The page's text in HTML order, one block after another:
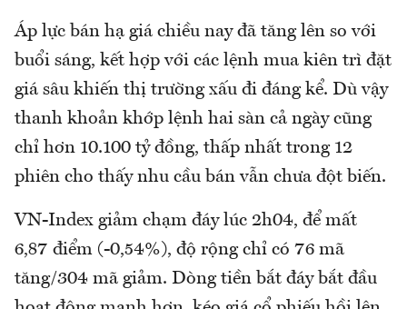
Áp lực bán hạ giá chiều nay đã tăng lên so với
buổi sáng, kết hợp với các lệnh mua kiên trì đặt
giá sâu khiến thị trường xấu đi đáng kể. Dù vậy
thanh khoản khớp lệnh hai sàn cả ngày cũng
chỉ hơn 10.100 tỷ đồng, thấp nhất trong 12
phiên cho thấy nhu cầu bán vẫn chưa đột biến.
VN-Index giảm chạm đáy lúc 2h04, để mất
6,87 điểm (-0,54%), độ rộng chỉ có 76 mã
tăng/304 mã giảm. Dòng tiền bắt đáy bắt đầu